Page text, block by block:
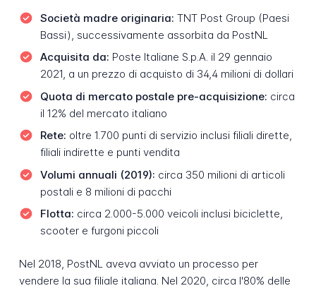
Società madre originaria: TNT Post Group (Paesi
Bassi), successivamente assorbita da PostNL
Acquisita da: Poste Italiane S.p.A. il 29 gennaio
2021, a un prezzo di acquisto di 34,4 milioni di dollari
Quota di mercato postale pre-acquisizione: circa
il 12% del mercato italiano
Rete: oltre 1.700 punti di servizio inclusi filiali dirette,
filiali indirette e punti vendita
Volumi annuali (2019): circa 350 milioni di articoli
postali e 8 milioni di pacchi
Flotta: circa 2.000-5.000 veicoli inclusi biciclette,
scooter e furgoni piccoli
Nel 2018, PostNL aveva avviato un processo per
vendere la sua filiale italiana. Nel 2020, circa l'80% delle